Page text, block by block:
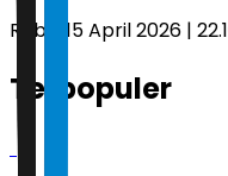
Rabu, 15 April 2026 |
Terpopuler